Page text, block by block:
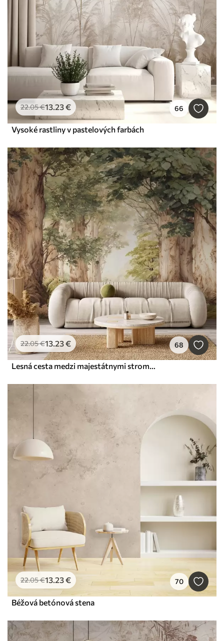
22.05€13.23€ 66
Vysoké rastliny v pastelových farbách
22.05€13.23€ 68
Lesná cesta medzi majestátnymi stromami v akvarelovom štýle
22.05€13.23€ 70
Béžová betónová stena